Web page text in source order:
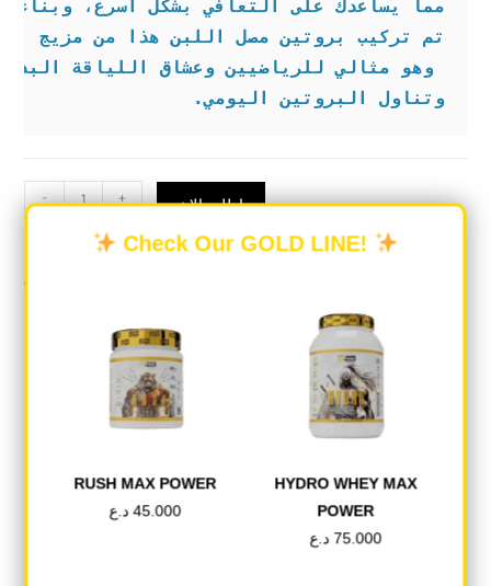
وتناول البروتين اليومي.
- + اطلب الان
Categories:
Check Our GOLD LINE!
RUSH MAX POWER
45.000 د.ع
HYDRO WHEY MAX
POWER
75.000 د.ع